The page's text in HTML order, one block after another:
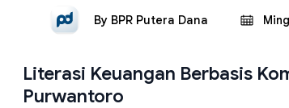
By BPR Putera Dana
Literasi Keuangan Berbasis
Purwantoro